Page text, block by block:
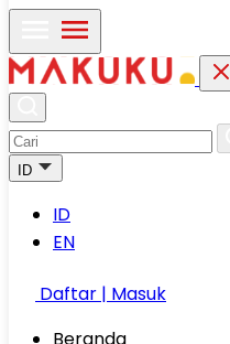
ID
ID
EN
Daftar | Masuk